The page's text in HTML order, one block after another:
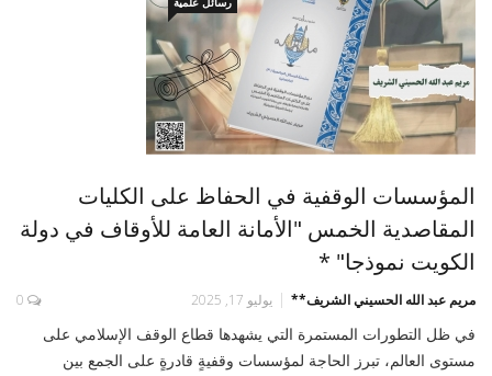
المؤسسات الوقفية في الحفاظ على الكليات
المقاصدية الخمس "الأمانة العامة للأوقاف في دولة
الكويت نموذجا" *
مريم عبد الله الحسيني الشريف** يوليو 17, 2025 0
في ظل التطورات المستمرة التي يشهدها قطاع الوقف الإسلامي على
مستوى العالم، تبرز الحاجة لمؤسسات وقفيةٍ قادرةٍ على الجمع بين